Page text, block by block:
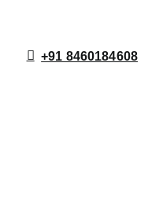
+91 8460184608